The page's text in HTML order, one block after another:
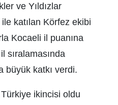
ve Yıldızlar
katılan Körfez ekibi
Kocaeli il puanına
sıralamasında
büyük katkı verdi.
ikincisi oldu